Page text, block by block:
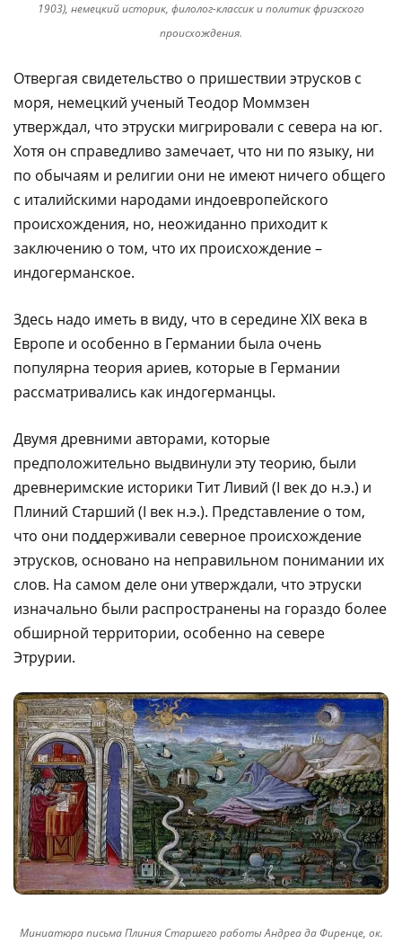
1903), немецкий историк, филолог-классик и политик фризского
происхождения.
Отвергая свидетельство о пришествии этрусков с
моря, немецкий ученый Теодор Моммзен
утверждал, что этруски мигрировали с севера на юг.
Хотя он справедливо замечает, что ни по языку, ни
по обычаям и религии они не имеют ничего общего
с италийскими народами индоевропейского
происхождения, но, неожиданно приходит к
заключению о том, что их происхождение –
индогерманское.
Здесь надо иметь в виду, что в середине XIX века в
Европе и особенно в Германии была очень
популярна теория ариев, которые в Германии
рассматривались как индогерманцы.
Двумя древними авторами, которые
предположительно выдвинули эту теорию, были
древнеримские историки Тит Ливий (I век до н.э.) и
Плиний Старший (I век н.э.). Представление о том,
что они поддерживали северное происхождение
этрусков, основано на неправильном понимании их
слов. На самом деле они утверждали, что этруски
изначально были распространены на гораздо более
обширной территории, особенно на севере
Этрурии.
Миниатюра письма Плиния Старшего работы Андреа да Фиренце, ок.